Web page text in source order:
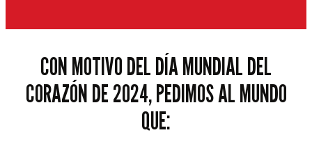
CON MOTIVO DEL DÍA MUNDIAL DEL
CORAZÓN DE 2024, PEDIMOS AL MUNDO
QUE: